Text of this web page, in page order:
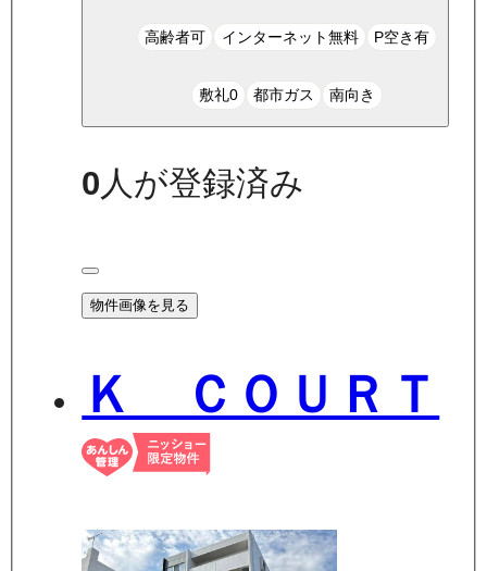
高齢者可 インターネット無料 P空き有
敷礼0 都市ガス 南向き
0 人が登録済み
物件画像を見る
Ｋ ＣＯＵＲＴ